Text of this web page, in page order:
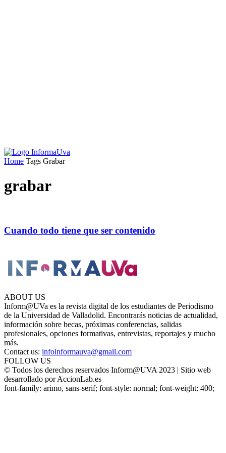
Home Tags Grabar
grabar
Cuando todo tiene que ser contenido
ABOUT US
Inform@UVa es la revista digital de los estudiantes de Periodismo
de la Universidad de Valladolid. Encontrarás noticias de actualidad,
información sobre becas, próximas conferencias, salidas
profesionales, opciones formativas, entrevistas, reportajes y mucho
más.
Contact us: infoinformauva@gmail.com
FOLLOW US
© Todos los derechos reservados Inform@UVA 2023 | Sitio web
desarrollado por AccionLab.es
font-family: arimo, sans-serif; font-style: normal; font-weight: 400;